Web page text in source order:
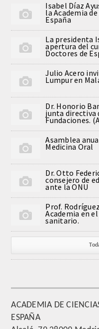
MONOGRAFÍAS
NEWSLETTER
CONVENIOS
Comunicación
Noticias
Artículos de Académicos
CONTACTO
Isabel Díaz
la Academia
España
La presidenta
apertura del
Doctores de
Julio Acero
Lumpur en
Dr. Honorio
junta directiva
Fundaciones.
Asamblea
Medicina Oral
Dr. Otto
consejero de
ante la ONU
Prof.
Academia en
sanitario.
ACADEMIA DE
ESPAÑA